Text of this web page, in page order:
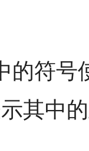
的符号
其中